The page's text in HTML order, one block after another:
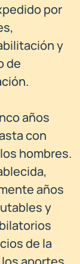
por
y
de
años
con
hombres.
años
y
de la